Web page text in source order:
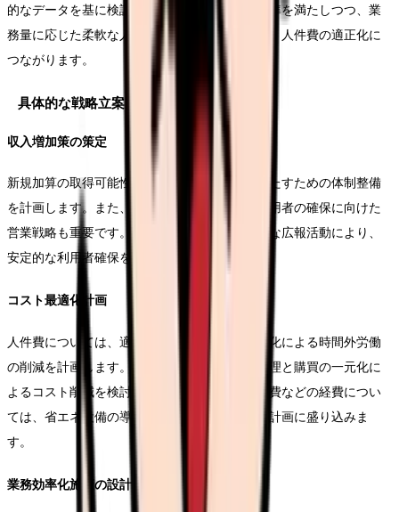
的なデータを基に検証します。各職種の配置基準を満たしつつ、業
務量に応じた柔軟な人員配置を実現することが、人件費の適正化に
つながります。
具体的な戦略立案
収入増加策の策定
新規加算の取得可能性を検討し、算定要件を満たすための体制整備
を計画します。また、空床期間の短縮や新規利用者の確保に向けた
営業戦略も重要です。地域連携の強化や効果的な広報活動により、
安定的な利用者確保を目指します。
コスト最適化計画
人件費については、適正な人員配置と業務効率化による時間外労働
の削減を計画します。材料費は、適切な在庫管理と購買の一元化に
よるコスト削減を検討します。また、水道光熱費などの経費につい
ては、省エネ設備の導入や運用方法の見直しを計画に盛り込みま
す。
業務効率化施策の設計